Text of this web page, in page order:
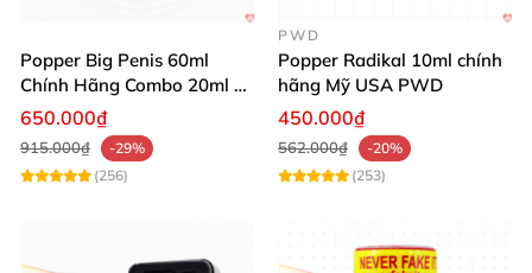
Popper Big Penis 60ml
Chính Hãng Combo 20ml +
40ml Tăng Khoái Cảm Cho
Top & Bot
650.000₫
915.000₫
-29%
(256)
PWD
Popper Radikal 10ml chính
hãng Mỹ USA PWD
450.000₫
562.000₫
-20%
(253)